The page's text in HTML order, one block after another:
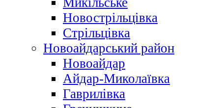
Новострільцівка
Стрільцівка
Новоайдарський район
Новоайдар
Айдар-Миколаївка
Гаврилівка